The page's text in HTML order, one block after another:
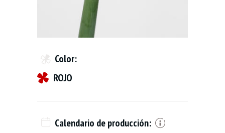
Color:
ROJO
Calendario de producción: